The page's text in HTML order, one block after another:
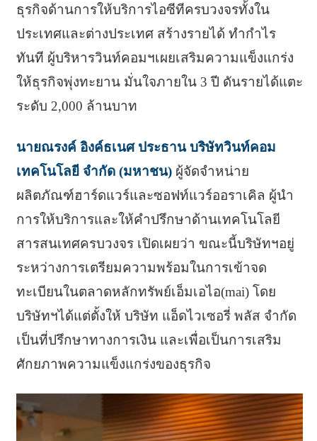
ธุรกิจด้านการให้บริการไอซีทีครบวงจรทั้งใน
ประเทศและต่างประเทศ สร้างรายได้ ทำกำไร
ทันที ผู้บริหารวินท์คอมฯเผยเสริมความแข็งแกร่ง
ให้ธุรกิจพุ่งทะยาน มั่นใจภายใน 3 ปี ดันรายได้แตะ
ระดับ 2,000 ล้านบาท
นายณรงค์ อิงค์ธเนศ ประธาน บริษัทวินท์คอม
เทคโนโลยี จำกัด (มหาชน)ผู้จัดจำหน่าย
ผลิตภัณฑ์ฮาร์ดแวร์และซอฟท์แวร์ออราเคิล ผู้นำ
การให้บริการและให้คำปรึกษาด้านเทคโนโลยี
สารสนเทศครบวงจร เปิดเผยว่า ขณะนี้บริษัทฯอยู่
ระหว่างการเตรียมความพร้อมในการเข้าจด
ทะเบียนในตลาดหลักทรัพย์เอ็มเอไอ(mai) โดย
บริษัทฯได้แต่ตั้งให้ บริษัท แอ็ดไวเซอรี่ พลัส จำกัด
เป็นที่ปรึกษาทางการเงิน และเพื่อเป็นการเสริม
ศักยภาพความแข็งแกร่งของธุรกิจ